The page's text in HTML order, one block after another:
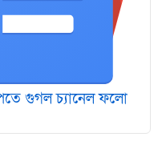
গুগল চ‌্যানেল ফলো